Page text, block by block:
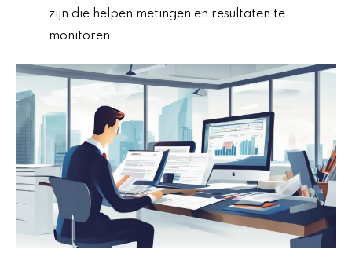
zijn die helpen metingen en resultaten te
monitoren.